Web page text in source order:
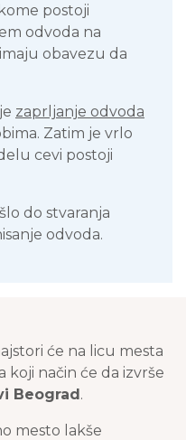
postoji
odvoda na
obavezu da
zaprljanje odvoda
Zatim je vrlo
cevi postoji
do stvaranja
odvoda.
će na licu mesta
način će da izvrše
Beograd.
mesto lakše